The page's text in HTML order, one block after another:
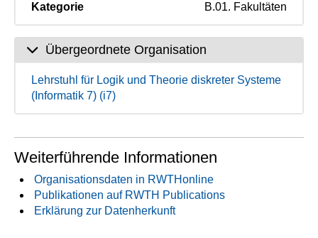
Kategorie B.01. Fakultäten
Übergeordnete Organisation
Lehrstuhl für Logik und Theorie diskreter Systeme
(Informatik 7) (i7)
Weiterführende Informationen
Organisationsdaten in RWTHonline
Publikationen auf RWTH Publications
Erklärung zur Datenherkunft